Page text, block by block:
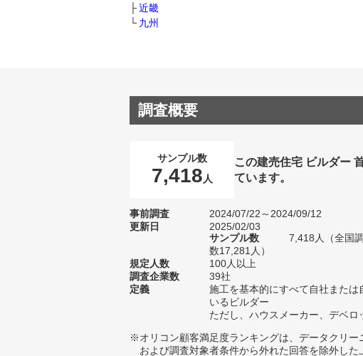
近畿
九州
調査概要
サンプル数
7,418 人
この建売住宅 ビルダー
ています。
事前調査
2024/07/22～2024/09/12
更新日
2025/02/03
サンプル数
7,418人（全国
数17,281人）
規定人数
100人以上
調査企業数
39社
定義
施工を基本的にすべて自社または
いるビルダー
ただし、ハウスメーカー、デベロ
※オリコン顧客満足度ランキングは、データクリー
および調査対象者条件から外れた回答を除外した